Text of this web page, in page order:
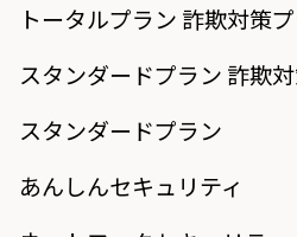
トータルプラン 詐欺対策
スタンダードプラン 詐欺
スタンダードプラン
あんしんセキュリティ